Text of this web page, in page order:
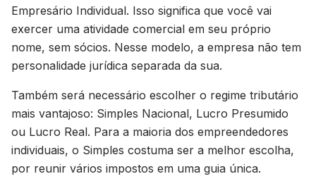
Empresário Individual. Isso significa que você vai
exercer uma atividade comercial em seu próprio
nome, sem sócios. Nesse modelo, a empresa não tem
personalidade jurídica separada da sua.
Também será necessário escolher o regime tributário
mais vantajoso: Simples Nacional, Lucro Presumido
ou Lucro Real. Para a maioria dos empreendedores
individuais, o Simples costuma ser a melhor escolha,
por reunir vários impostos em uma guia única.